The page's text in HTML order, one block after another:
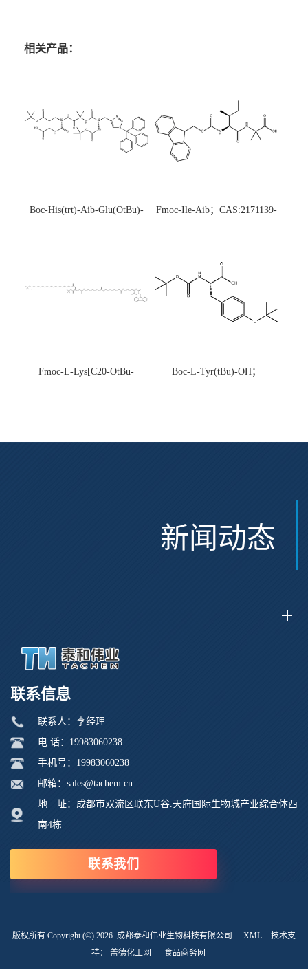
相关产品：
Boc-His(trt)-Aib-Glu(OtBu)-
Fmoc-Ile-Aib；CAS:2171139-
Fmoc-L-Lys[C20-OtBu-
Boc-L-Tyr(tBu)-OH；
新闻动态
联系信息
联系人：李经理
电 话：19983060238
手机号：19983060238
邮箱：sales@tachem.cn
地 址：成都市双流区联东U谷.天府国际生物城产业综合体西
南4栋
联系我们
版权所有 Copyright (©) 2026 成都泰和伟业生物科技有限公司 XML
技术支
持： 盖德化工网 食品商务网